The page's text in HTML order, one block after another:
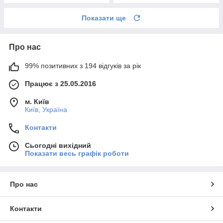
Показати ще
Про нас
99% позитивних з 194 відгуків за рік
Працює з 25.05.2016
м. Київ
Київ, Україна
Контакти
Сьогодні вихідний
Показати весь графік роботи
Про нас
Контакти